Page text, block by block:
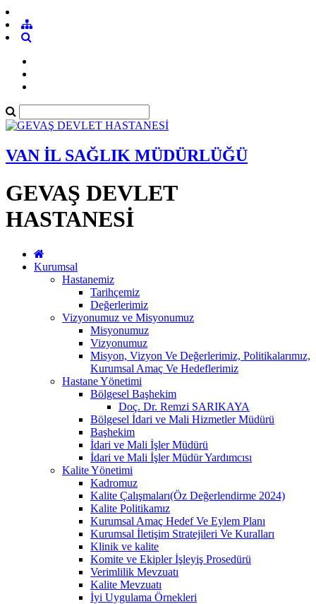
VAN İL SAĞLIK MÜDÜRLÜĞÜ
GEVAŞ DEVLET
HASTANESİ
Kurumsal
Hastanemiz
Tarihçemiz
Değerlerimiz
Vizyonumuz ve Misyonumuz
Misyonumuz
Vizyonumuz
Misyon, Vizyon Ve Değerlerimiz, Politikalarımız,
Kurumsal Amaç Ve Hedeflerimiz
Hastane Yönetimi
Bölgesel Başhekim
Doç. Dr. Remzi SARIKAYA
Bölgesel İdari ve Mali Hizmetler Müdürü
Başhekim
İdari ve Mali İşler Müdürü
İdari ve Mali İşler Müdür Yardımcısı
Kalite Yönetimi
Kadromuz
Kalite Çalışmaları(Öz Değerlendirme 2024)
Kalite Politikamız
Kurumsal Amaç Hedef Ve Eylem Planı
Kurumsal İletişim Stratejileri Ve Kuralları
Klinik ve kalite
Komite ve Ekipler İşleyiş Prosedürü
Verimlilik Mevzuatı
Kalite Mevzuatı
İyi Uygulama Örnekleri